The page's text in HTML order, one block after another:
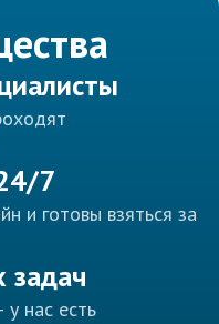
7
и готовы взяться за
задач
нас есть